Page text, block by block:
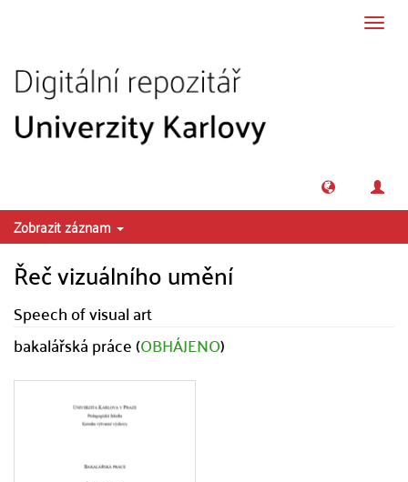
Zobrazit záznam
Řeč vizuálního umění
Speech of visual art
bakalářská práce (OBHÁJENO)